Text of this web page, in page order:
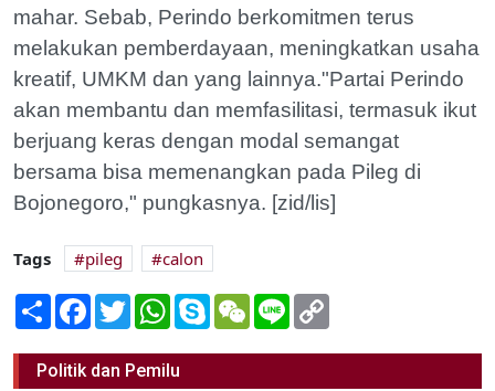
mahar. Sebab, Perindo berkomitmen terus
melakukan pemberdayaan, meningkatkan usaha
kreatif, UMKM dan yang lainnya."Partai Perindo
akan membantu dan memfasilitasi, termasuk ikut
berjuang keras dengan modal semangat
bersama bisa memenangkan pada Pileg di
Bojonegoro," pungkasnya. [zid/lis]
Tags pileg
calon
Share Facebook
TwitterWhatsApp
SkypeWeChatLine
Politik dan Pemilu
Panwaskab Akan Selidiki Foto PNS
Berpose Dua Jari
04 Mei 2018 16:00